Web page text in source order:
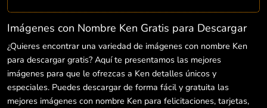
Imágenes con Nombre Ken Gratis para Descargar
¿Quieres encontrar una variedad de imágenes con nombre Ken
para descargar gratis? Aquí te presentamos las mejores
imágenes para que le ofrezcas a Ken detalles únicos y
especiales. Puedes descargar de forma fácil y gratuita las
mejores imágenes con nombre Ken para felicitaciones, tarjetas,